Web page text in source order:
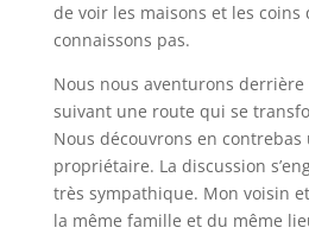
de voir les maisons et les coins
connaissons pas.
Nous nous aventurons
suivant une route qui se
Nous découvrons en
propriétaire. La discussion
très sympathique. Mon voisin
la même famille et du même